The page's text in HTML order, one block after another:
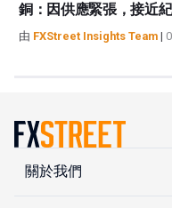
銅：因供應緊張，接近
由 FXStreet Insights Team |
關於我們